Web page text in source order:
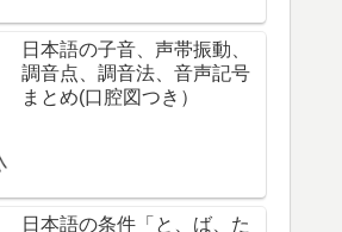
日本語の子音、声帯振動、
調音点、調音法、音声記号
まとめ(口腔図つき）
日本語の条件「と、ば、た